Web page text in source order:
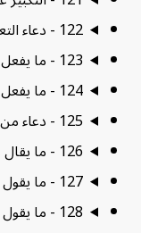
122 - دعاء التعجب والأمر السار
123 - ما يفعل من أتاه أمر يسره
124 - ما يفعل ويقول من أحس وجعًا في جسده
125 - دعاء من خشي أن يصيب شيئًا بعينه
126 - ما يقال عند الفزع
127 - ما يقول عند الذبح أو النحر
128 - ما يقول لرد كيد مردة الشياطين